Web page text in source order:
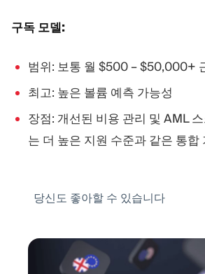
구독 모델:
범위: 보통 월 $500 – $50,000+
최고: 높은 볼륨 예측 가능성
장점: 개선된 비용 관리 및 AML
는 더 높은 지원 수준과 같은 통합
당신도 좋아할 수 있습니다